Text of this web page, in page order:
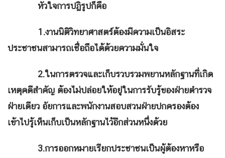
หัวใจการปฏิรูปก็คือ
1.งานนิติวิทยาศาสตร์ต้องมีความเป็นอิสระ
ประชาชนสามารถเชื่อถือได้ด้วยความมั่นใจ
2.ในการตรวจและเก็บรวบรวมพยานหลักฐานที่เกิด
เหตุคดีสำคัญ ต้องไม่ปล่อยให้อยู่ในการรับรู้ของฝ่ายตำรวจ
ฝ่ายเดียว อัยการและพนักงานสอบสวนฝ่ายปกครองต้อง
เข้าไปรู้เห็นเก็บเป็นหลักฐานไว้อีกส่วนหนึ่งด้วย
3.การออกหมายเรียกประชาชนเป็นผู้ต้องหาหรือ